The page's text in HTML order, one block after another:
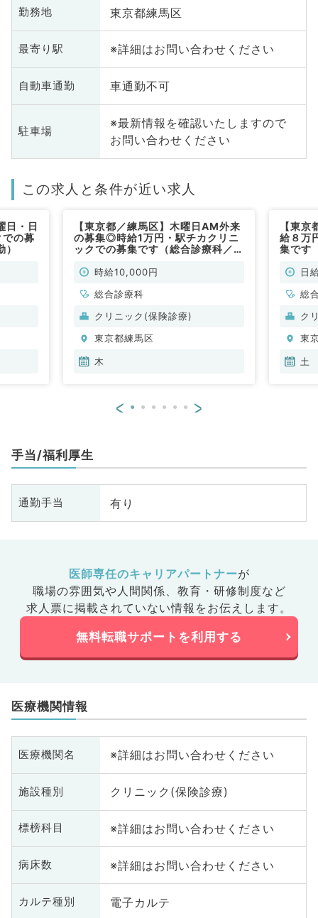
勤務地 東京都練馬区
最寄り駅 ※詳細はお問い合わせください
自動車通勤 車通勤不可
駐車場
※最新情報を確認いたしますので
お問い合わせください
この求人と条件が近い求人
日・日
の募
【東京都／練馬区】木曜日AM外来
の募集◎時給1万円・駅チカクリニ
ックでの募集です（総合診療科／非
時給10,000円
総合診療科
クリニック(保険診療)
東京都練馬区
木
【東
給８万
集です
日
総
ク
東
土
< >
手当/福利厚生
通勤手当 有り
医師専任のキャリアパートナーが
職場の雰囲気や人間関係、 教育・研修制度など
求人票に掲載されていない情報をお伝えします。
無料転職サポートを利用する
医療機関情報
医療機関名 ※詳細はお問い合わせください
施設種別 クリニック(保険診療)
標榜科目 ※詳細はお問い合わせください
病床数 ※詳細はお問い合わせください
カルテ種別 電子カルテ